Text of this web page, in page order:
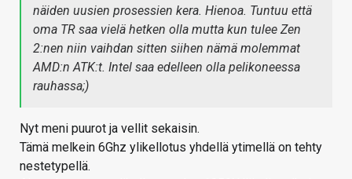
näiden uusien prosessien kera. Hienoa. Tuntuu että
oma TR saa vielä hetken olla mutta kun tulee Zen
2:nen niin vaihdan sitten siihen nämä molemmat
AMD:n ATK:t. Intel saa edelleen olla pelikoneessa
rauhassa;)
Nyt meni puurot ja vellit sekaisin.
Tämä melkein 6Ghz ylikellotus yhdellä ytimellä on tehty
nestetypellä.